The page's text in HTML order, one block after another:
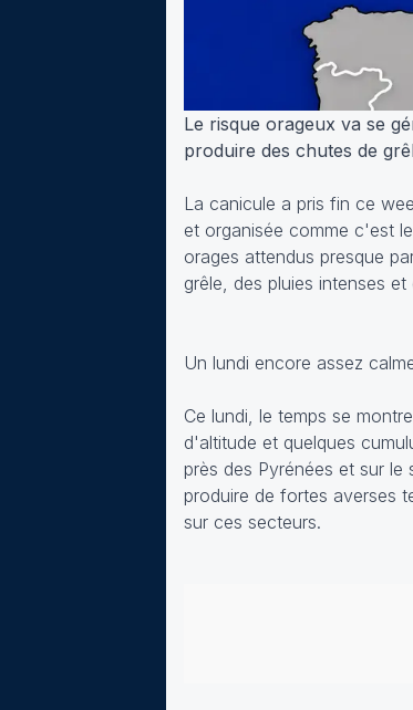
Le risque orageux va se
produire des chutes de
La canicule a pris fin ce
et organisée comme c'est
orages attendus presque
grêle, des pluies intenses
Un lundi encore assez
Ce lundi, le temps se
d'altitude et quelques
près des Pyrénées et sur le
produire de fortes averses
sur ces secteurs.